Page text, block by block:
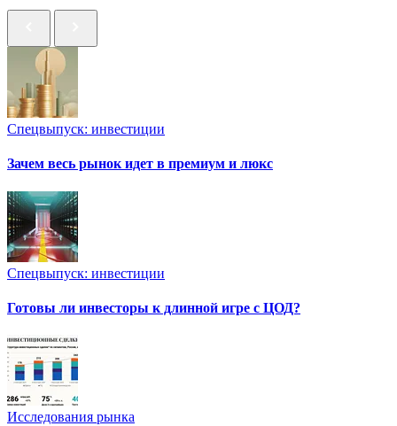
Спецвыпуск: инвестиции
Зачем весь рынок идет в премиум и люкс
Спецвыпуск: инвестиции
Готовы ли инвесторы к длинной игре с ЦОД?
Исследования рынка